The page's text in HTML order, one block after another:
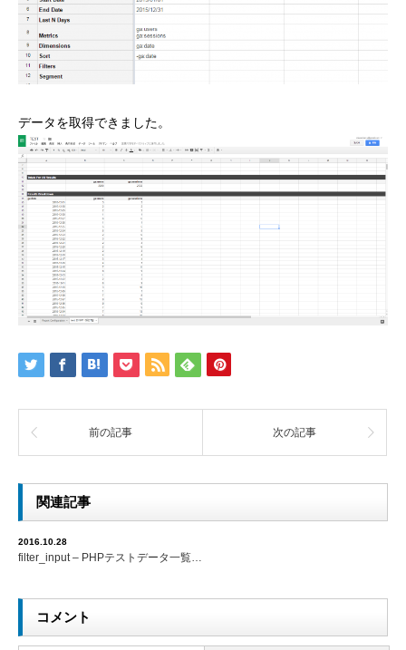
データを取得できました。
前の記事 次の記事
関連記事
2016.10.28
filter_input – PHPテストデータ一覧…
コメント